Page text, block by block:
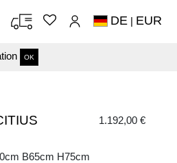
OK
DE | EUR
1.192,00 €
B65cm H75cm